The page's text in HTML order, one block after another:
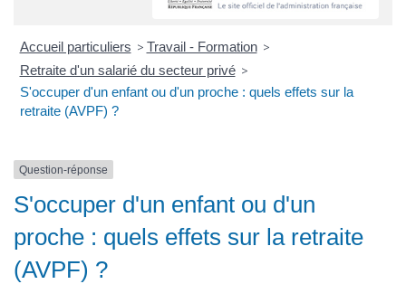
Accueil particuliers > Travail - Formation >
Retraite d'un salarié du secteur privé >
S'occuper d'un enfant ou d'un proche : quels effets sur la
retraite (AVPF) ?
Question-réponse
S'occuper d'un enfant ou d'un
proche : quels effets sur la retraite
(AVPF) ?